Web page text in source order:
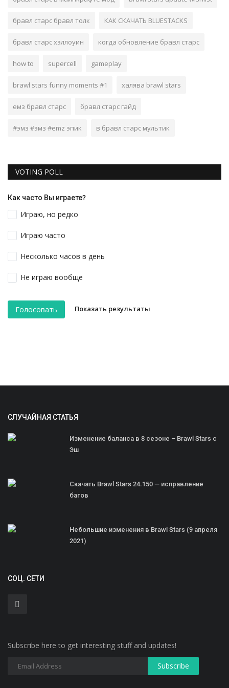
бравл старс бравл толк КАК СКАЧАТЬ BLUESTACKS
бравл старс хэллоуин когда обновление бравл старс
how to supercell gameplay
brawl stars funny moments #1 халява brawl stars
емз бравл старс бравл старс гайд
#эмз #эмз #emz эпик в бравл старс мультик
VOTING POLL
Как часто Вы играете?
Играю, но редко
Играю часто
Несколько часов в день
Не играю вообще
Голосовать Показать результаты
СЛУЧАЙНАЯ СТАТЬЯ
Изменение баланса в 8 сезоне – Brawl Stars с
Эш
Скачать Brawl Stars 24.150 — исправление
багов
Небольшие изменения в Brawl Stars (9 апреля
2021)
СОЦ. СЕТИ
Subscribe here to get interesting stuff and updates!